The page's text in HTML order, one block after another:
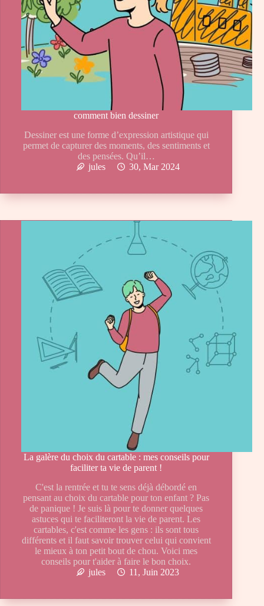
comment bien dessiner
Dessiner est une forme d’expression artistique qui
permet de capturer des moments, des sentiments et
des pensées. Qu’il…
jules
30, Mar 2024
La galère du choix du cartable : mes conseils pour
faciliter ta vie de parent !
C'est la rentrée et tu te sens déjà débordé en
pensant au choix du cartable pour ton enfant ? Pas
de panique ! Je suis là pour te donner quelques
astuces qui te faciliteront la vie de parent. Les
cartables, c'est comme les gens : ils sont tous
différents et il faut savoir trouver celui qui convient
le mieux à ton petit bout de chou. Voici mes
conseils pour t'aider à faire le bon choix.
jules
11, Juin 2023